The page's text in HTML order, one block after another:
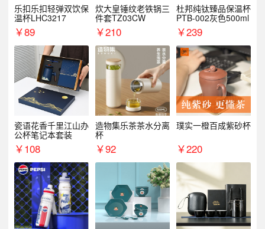
乐扣乐扣轻弹双饮保
温杯LHC3217
￥89
炊大皇锤纹老铁锅三
件套TZ03CW
￥210
杜邦纯钛臻品保温杯
PTB-002灰色500ml
￥239
瓷语花香千里江山办
公杯笔记本套装
￥108
造物集乐茶茶水分离
杯
￥92
璞实一橙百成紫砂杯
￥220